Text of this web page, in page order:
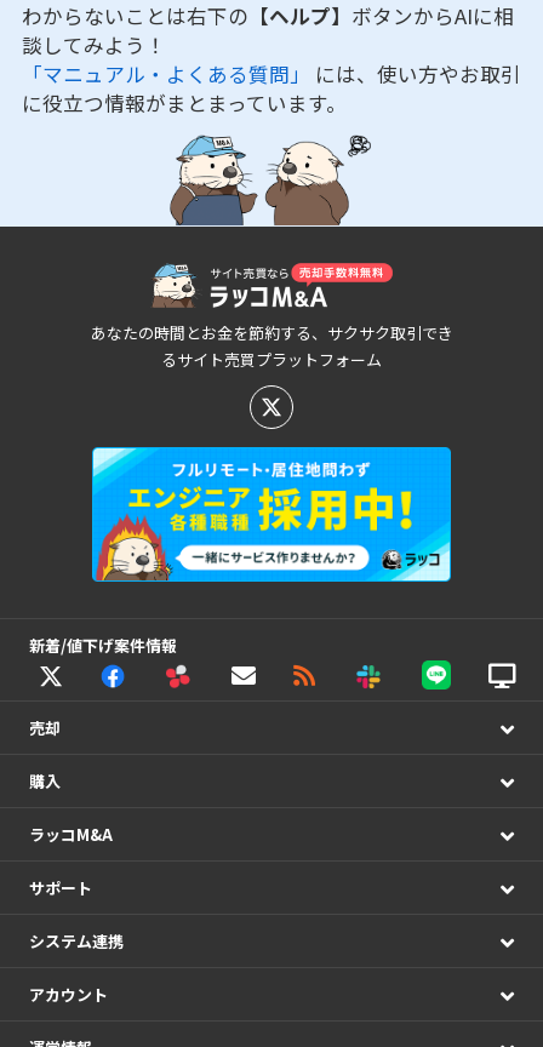
わからないことは右下の 【ヘルプ】 ボタンからAIに相
談してみよう！
「マニュアル・よくある質問」 には、使い方やお取引
に役立つ情報がまとまっています。
あなたの時間とお金を節約する、サクサク取引でき
るサイト売買プラットフォーム
新着/値下げ案件情報
売却
購入
ラッコM&A
サポート
システム連携
アカウント